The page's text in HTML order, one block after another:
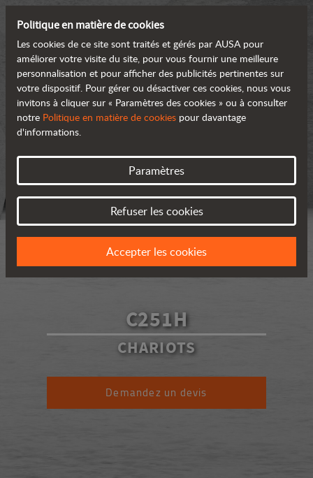
C251H
CHARIOTS
Demandez un devis
Politique en matière de cookies
Les cookies de ce site sont traités et gérés par AUSA pour
améliorer votre visite du site, pour vous fournir une meilleure
personnalisation et pour afficher des publicités pertinentes sur
votre dispositif. Pour gérer ou désactiver ces cookies, nous vous
invitons à cliquer sur « Paramètres des cookies » ou à consulter
notre Politique en matière de cookies pour davantage
d'informations.
Paramètres
Refuser les cookies
Accepter les cookies